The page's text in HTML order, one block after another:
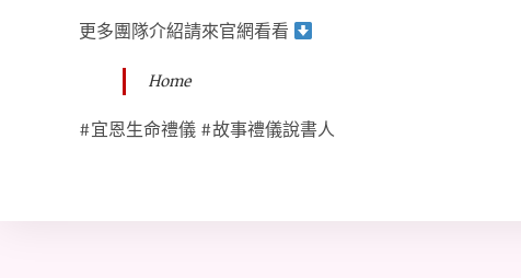
更多團隊介紹請來官網看看
Home
#宜恩生命禮儀 #故事禮儀說書人